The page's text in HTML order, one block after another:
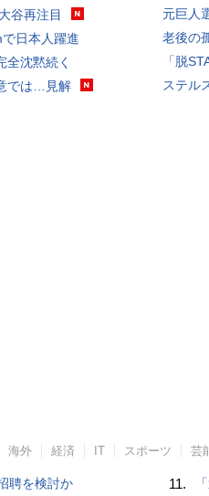
谷再注目
日本人躍進
全沈黙続く
では…見解
元巨人
老後の
「脱
ステル
海外 経済 IT スポーツ 芸
聘を検討か 11.